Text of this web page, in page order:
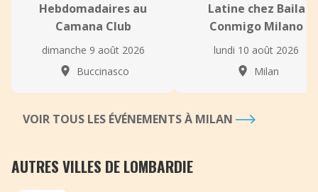
Hebdomadaires au
Camana Club
dimanche 9 août 2026
Buccinasco
Latine chez Baila
Conmigo Milano
lundi 10 août 2026
Milan
VOIR TOUS LES ÉVÉNEMENTS À MILAN
AUTRES VILLES DE LOMBARDIE